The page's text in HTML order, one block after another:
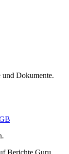
und Dokumente.